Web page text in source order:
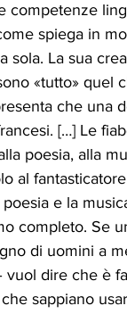
competenze
spiega in
sola. La sua
«tutto» quel
che una
[…] Le
poesia, alla
al
e la
completo. Se
di uomini a
vuol dire che è
sappiano